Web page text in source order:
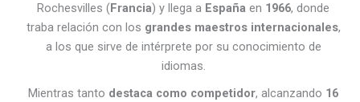
Rochesvilles (Francia) y llega a España en 1966, donde
traba relación con los grandes maestros internacionales,
a los que sirve de intérprete por su conocimiento de
idiomas.
Mientras tanto destaca como competidor, alcanzando 16